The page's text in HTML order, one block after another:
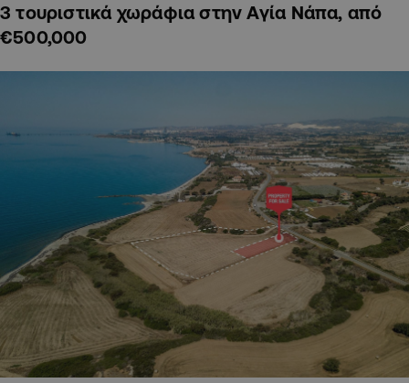
3 τουριστικά χωράφια στην Αγία Νάπα, από
€500,000